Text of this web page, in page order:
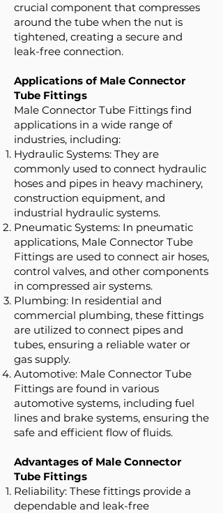
crucial component that compresses
around the tube when the nut is
tightened, creating a secure and
leak-free connection.
Applications of Male Connector
Tube Fittings
Male Connector Tube Fittings find
applications in a wide range of
industries, including:
Hydraulic Systems: They are
commonly used to connect hydraulic
hoses and pipes in heavy machinery,
construction equipment, and
industrial hydraulic systems.
Pneumatic Systems: In pneumatic
applications, Male Connector Tube
Fittings are used to connect air hoses,
control valves, and other components
in compressed air systems.
Plumbing: In residential and
commercial plumbing, these fittings
are utilized to connect pipes and
tubes, ensuring a reliable water or
gas supply.
Automotive: Male Connector Tube
Fittings are found in various
automotive systems, including fuel
lines and brake systems, ensuring the
safe and efficient flow of fluids.
Advantages of Male Connector
Tube Fittings
Reliability: These fittings provide a
dependable and leak-free